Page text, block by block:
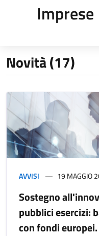
Imprese
Novità (17)
AVVISI 19 MAGGIO
Sostegno
pubblici esercizi:
con fondi europei.